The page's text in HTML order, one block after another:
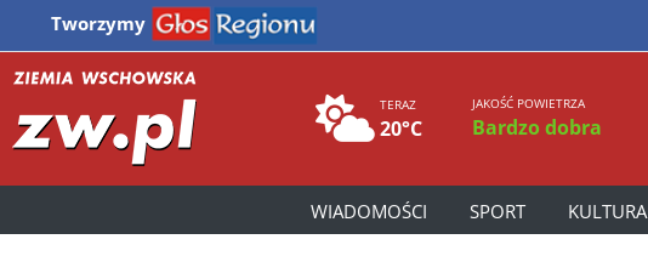
Tworzymy
TERAZ
20°C
JAKOŚĆ POWIETRZA
Bardzo dobra
WIADOMOŚCI SPORT KULTURA